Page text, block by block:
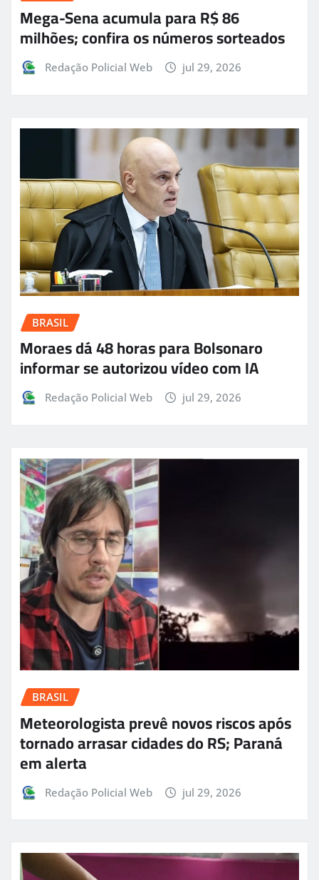
Mega-Sena acumula para R$ 86
milhões; confira os números sorteados
Redação Policial Web jul 29, 2026
BRASIL
Moraes dá 48 horas para Bolsonaro
informar se autorizou vídeo com IA
Redação Policial Web jul 29, 2026
BRASIL
Meteorologista prevê novos riscos após
tornado arrasar cidades do RS; Paraná
em alerta
Redação Policial Web jul 29, 2026